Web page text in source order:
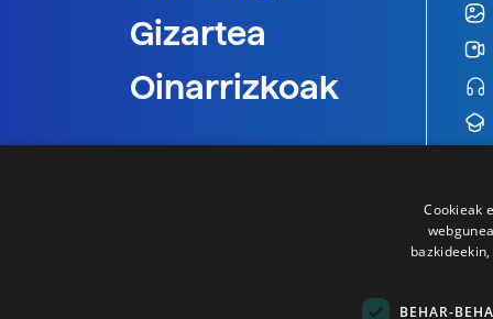
Gizartea
Oinarrizkoak
Cookieak
BEHAR-